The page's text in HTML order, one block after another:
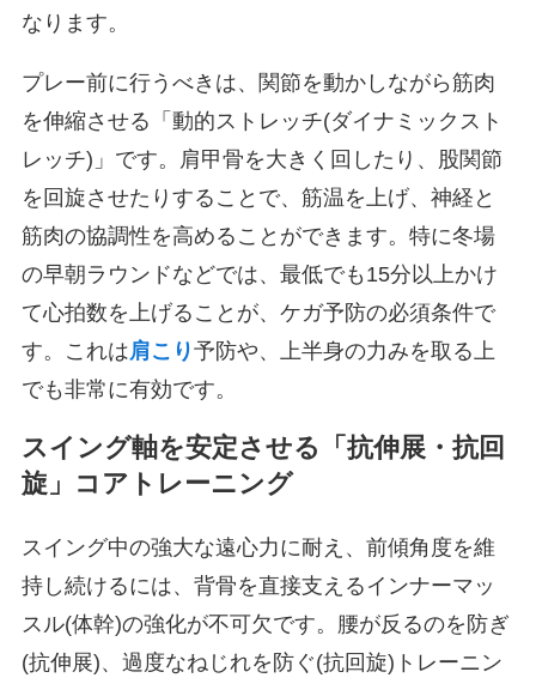
なります。
プレー前に行うべきは、関節を動かしながら筋肉
を伸縮させる「動的ストレッチ(ダイナミックスト
レッチ)」です。肩甲骨を大きく回したり、股関節
を回旋させたりすることで、筋温を上げ、神経と
筋肉の協調性を高めることができます。特に冬場
の早朝ラウンドなどでは、最低でも15分以上かけ
て心拍数を上げることが、ケガ予防の必須条件で
す。これは肩こり予防や、上半身の力みを取る上
でも非常に有効です。
スイング軸を安定させる「抗伸展・抗回
旋」コアトレーニング
スイング中の強大な遠心力に耐え、前傾角度を維
持し続けるには、背骨を直接支えるインナーマッ
スル(体幹)の強化が不可欠です。腰が反るのを防ぎ
(抗伸展)、過度なねじれを防ぐ(抗回旋)トレーニン